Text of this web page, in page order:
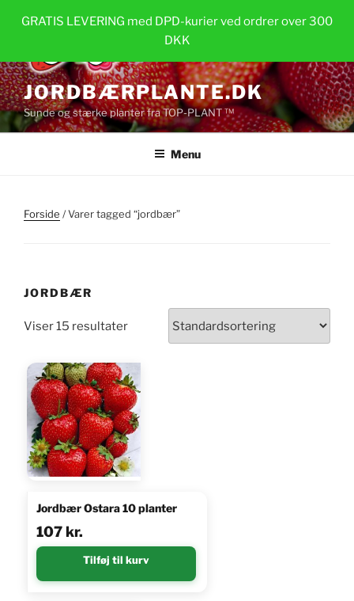
GRATIS LEVERING med DPD-kurier ved ordrer over 300
DKK
JORDBÆRPLANTE.DK
Sunde og stærke planter fra TOP-PLANT ™
Menu
Forside / Varer tagged “jordbær”
JORDBÆR
Viser 15 resultater
Jordbær Ostara 10 planter
107kr.
Tilføj til kurv